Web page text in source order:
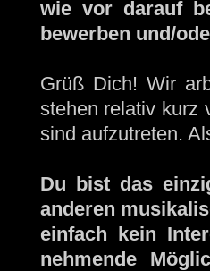
wie vor darauf
bewerben und/
Grüß Dich! Wir
stehen relativ kurz
sind aufzutreten.
Du bist das
anderen
einfach kein
nehmende